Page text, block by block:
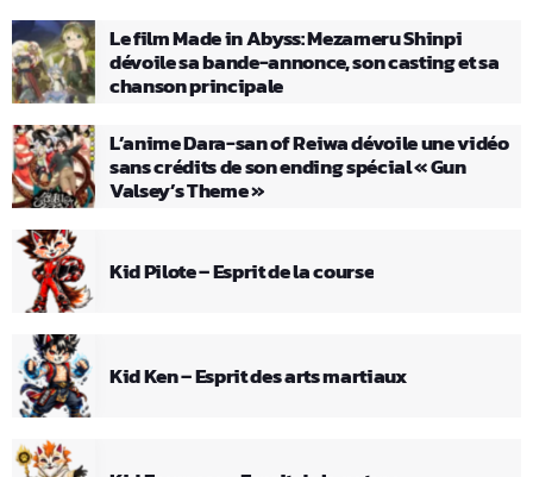
Le film Made in Abyss: Mezameru Shinpi
dévoile sa bande-annonce, son casting et sa
chanson principale
L’anime Dara-san of Reiwa dévoile une vidéo
sans crédits de son ending spécial « Gun
Valsey’s Theme »
Kid Pilote – Esprit de la course
Kid Ken – Esprit des arts martiaux